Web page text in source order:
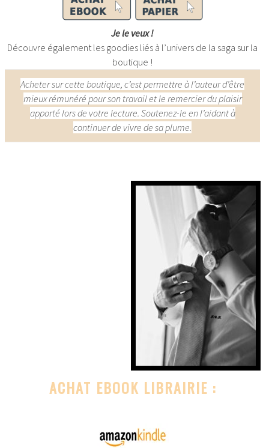
Je le veux !
Découvre également les goodies liés à l’univers de la saga sur la
boutique !
Acheter sur cette boutique, c’est permettre à l’auteur d’être
mieux rémunéré pour son travail et le remercier du plaisir
apporté lors de votre lecture. Soutenez-le en l’aidant à
continuer de vivre de sa plume.
ACHAT EBOOK LIBRAIRIE :